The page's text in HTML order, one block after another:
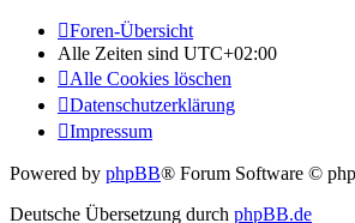
Foren-Übersicht
Alle Zeiten sind UTC+02:00
Alle Cookies löschen
Datenschutzerklärung
Impressum
Powered by phpBB® Forum Software ©
Deutsche Übersetzung durch phpBB.de